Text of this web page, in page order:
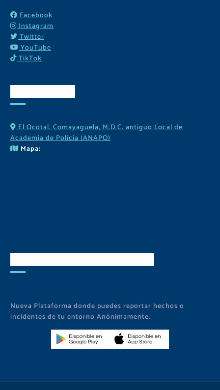
Facebook
Instagram
Twitter
YouTube
TikTok
El Ocotal, Comayaguela, M.D.C. antiguo Local de
Academia de Policía (ANAPO)
Mapa:
Nueva Plataforma donde puedes reportar hechos o
incidentes de tu entorno Anónimamente.